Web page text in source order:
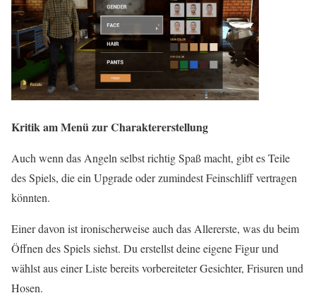
Kritik am Menü zur Charaktererstellung
Auch wenn das Angeln selbst richtig Spaß macht, gibt es Teile
des Spiels, die ein Upgrade oder zumindest Feinschliff vertragen
könnten.
Einer davon ist ironischerweise auch das Allererste, was du beim
Öffnen des Spiels siehst. Du erstellst deine eigene Figur und
wählst aus einer Liste bereits vorbereiteter Gesichter, Frisuren und
Hosen.